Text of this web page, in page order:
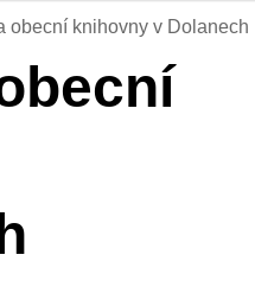
obecní knihovny v Dolanech